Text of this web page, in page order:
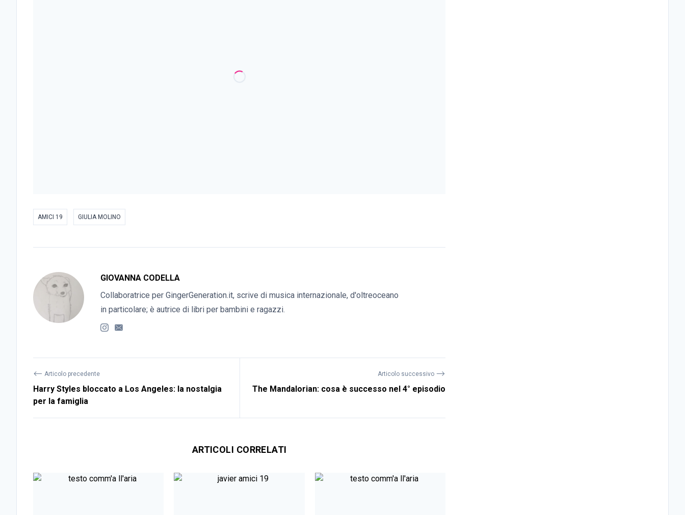
AMICI 19 GIULIA MOLINO
GIOVANNA CODELLA
Collaboratrice per GingerGeneration.it, scrive di musica internazionale, d'oltreoceano
in particolare; è autrice di libri per bambini e ragazzi.
⟵ Articolo precedente
Harry Styles bloccato a Los Angeles: la nostalgia
per la famiglia
Articolo successivo ⟶
The Mandalorian: cosa è successo nel 4° episodio
ARTICOLI CORRELATI